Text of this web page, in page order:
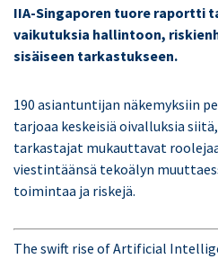
IIA-Singaporen tuore raportti
vaikutuksia hallintoon,
sisäiseen tarkastukseen.
190 asiantuntijan näkemyksiin
tarjoaa keskeisiä oivalluksia
tarkastajat mukauttavat
viestintäänsä tekoälyn
toimintaa ja riskejä.
The swift rise of Artificial